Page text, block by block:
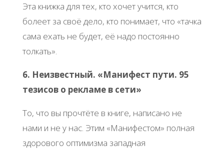
Эта книжка для тех, кто хочет учится, кто
болеет за своё дело, кто понимает, что «тачка
сама ехать не будет, её надо постоянно
толкать».
6. Неизвестный. «Манифест пути. 95
тезисов о рекламе в сети»
То, что вы прочтёте в книге, написано не
нами и не у нас. Этим «Манифестом» полная
здорового оптимизма западная